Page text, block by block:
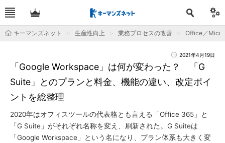
キーマンズネット 生産性向上 業務プロセスの改善 Office／
2021年4月19日
「Google Workspace」は何が変わった？ 「G
Suite」とのプランと料金、機能の違い、改定ポイ
ントを総整理
2020年はオフィスツールの代表格とも言える「Office 365」と
「G Suite」がそれぞれ名称を変え、刷新された。G Suiteは
「Google Workspace」という名になり、プラン体系も大きく変